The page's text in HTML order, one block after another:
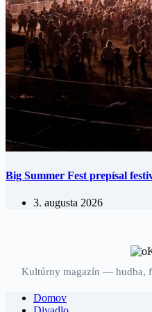
Big Summer Fest prepísal
3. augusta 2026
Kultúrny magazín — hudba,
Domov